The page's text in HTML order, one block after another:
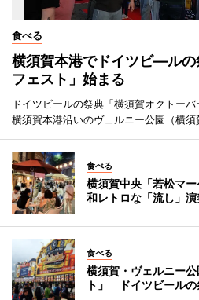
食べる
横須賀本港でドイツビ―ル
フェスト」始まる
ドイツビールの祭典「横須賀オクトー
横須賀本港沿いのヴェルニー公園（横須
食べる
横須賀中央「若松マ
和レトロな「流し」演
食べる
横須賀・ヴェルニー
ト」 ドイツビールの